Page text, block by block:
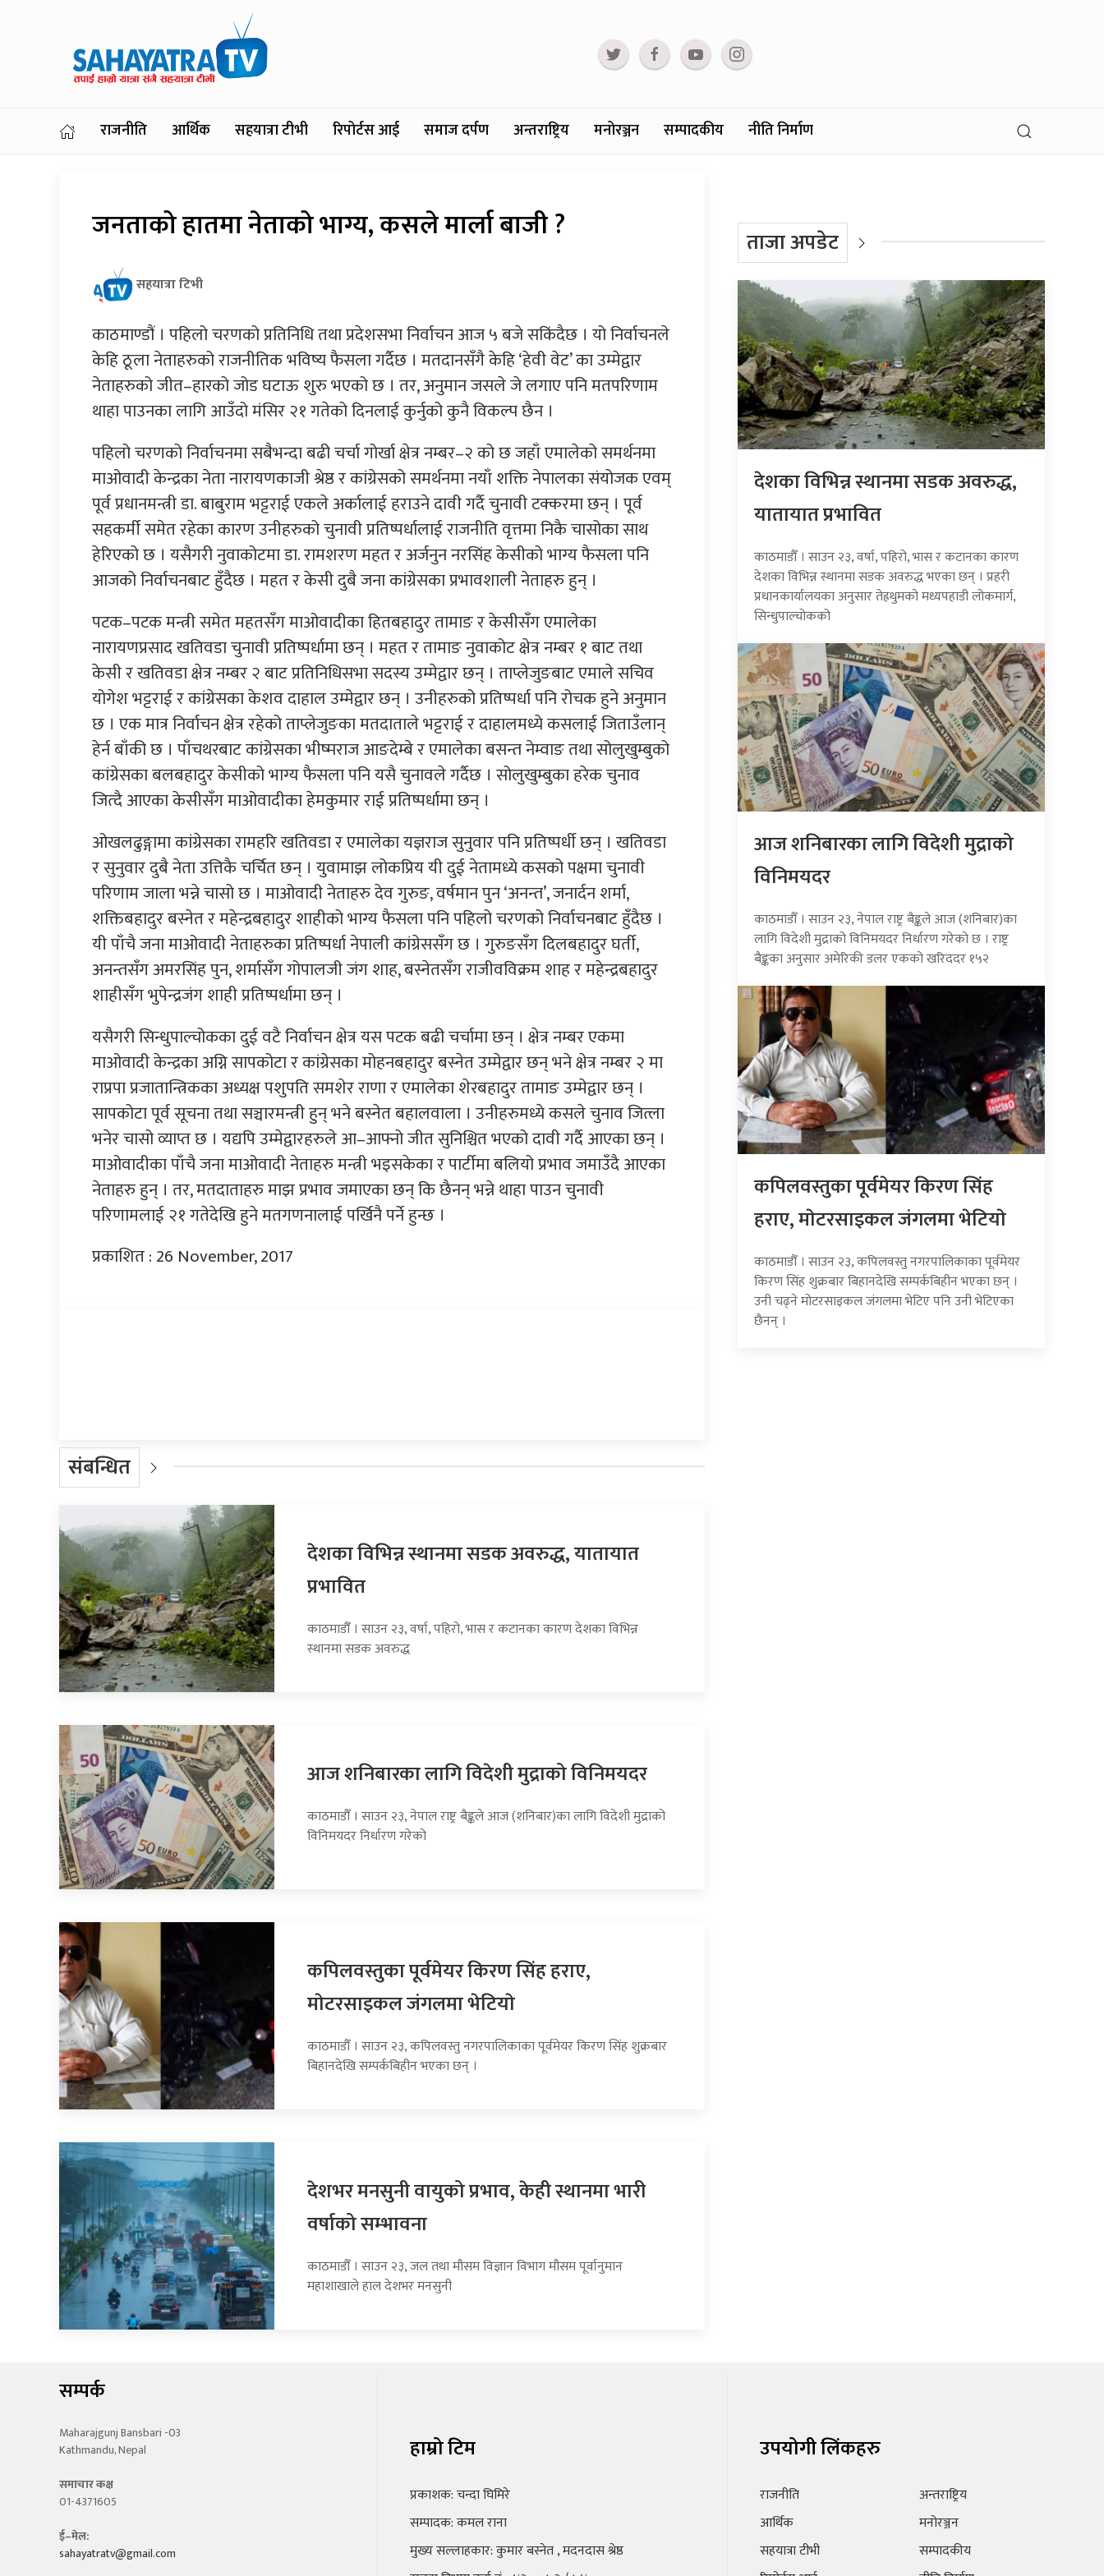
राजनीति आर्थिक सहयात्रा टीभी रिपोर्टस आई समाज दर्पण अन्तराष्ट्रिय मनोरञ्जन सम्पादकीय नीति निर्माण
जनताको हातमा नेताको भाग्य, कसले मार्ला बाजी ?
सहयात्रा टिभी
काठमाण्डौं । पहिलो चरणको प्रतिनिधि तथा प्रदेशसभा निर्वाचन आज ५ बजे सकिंदैछ । यो निर्वाचनले
केहि ठूला नेताहरुको राजनीतिक भविष्य फैसला गर्दैछ । मतदानसँगै केहि ‘हेवी वेट’ का उम्मेद्वार
नेताहरुको जीत–हारको जोड घटाऊ शुरु भएको छ । तर, अनुमान जसले जे लगाए पनि मतपरिणाम
थाहा पाउनका लागि आउँदो मंसिर २१ गतेको दिनलाई कुर्नुको कुनै विकल्प छैन ।
पहिलो चरणको निर्वाचनमा सबैभन्दा बढी चर्चा गोर्खा क्षेत्र नम्बर–२ को छ जहाँ एमालेको समर्थनमा
माओवादी केन्द्रका नेता नारायणकाजी श्रेष्ठ र कांग्रेसको समर्थनमा नयाँ शक्ति नेपालका संयोजक एवम्
पूर्व प्रधानमन्त्री डा. बाबुराम भट्टराई एकले अर्कालाई हराउने दावी गर्दै चुनावी टक्करमा छन् । पूर्व
सहकर्मी समेत रहेका कारण उनीहरुको चुनावी प्रतिष्पर्धालाई राजनीति वृत्तमा निकै चासोका साथ
हेरिएको छ । यसैगरी नुवाकोटमा डा. रामशरण महत र अर्जनुन नरसिंह केसीको भाग्य फैसला पनि
आजको निर्वाचनबाट हुँदैछ । महत र केसी दुबै जना कांग्रेसका प्रभावशाली नेताहरु हुन् ।
पटक–पटक मन्त्री समेत महतसँग माओवादीका हितबहादुर तामाङ र केसीसँग एमालेका
नारायणप्रसाद खतिवडा चुनावी प्रतिष्पर्धामा छन् । महत र तामाङ नुवाकोट क्षेत्र नम्बर १ बाट तथा
केसी र खतिवडा क्षेत्र नम्बर २ बाट प्रतिनिधिसभा सदस्य उम्मेद्वार छन् । ताप्लेजुङबाट एमाले सचिव
योगेश भट्टराई र कांग्रेसका केशव दाहाल उम्मेद्वार छन् । उनीहरुको प्रतिष्पर्धा पनि रोचक हुने अनुमान
छ । एक मात्र निर्वाचन क्षेत्र रहेको ताप्लेजुङका मतदाताले भट्टराई र दाहालमध्ये कसलाई जिताउँलान्
हेर्न बाँकी छ । पाँचथरबाट कांग्रेसका भीष्मराज आङदेम्बे र एमालेका बसन्त नेम्वाङ तथा सोलुखुम्बुको
कांग्रेसका बलबहादुर केसीको भाग्य फैसला पनि यसै चुनावले गर्दैछ । सोलुखुम्बुका हरेक चुनाव
जित्दै आएका केसीसँग माओवादीका हेमकुमार राई प्रतिष्पर्धामा छन् ।
ओखलढुङ्गामा कांग्रेसका रामहरि खतिवडा र एमालेका यज्ञराज सुनुवार पनि प्रतिष्पर्धी छन् । खतिवडा
र सुनुवार दुबै नेता उत्तिकै चर्चित छन् । युवामाझ लोकप्रिय यी दुई नेतामध्ये कसको पक्षमा चुनावी
परिणाम जाला भन्ने चासो छ । माओवादी नेताहरु देव गुरुङ, वर्षमान पुन ‘अनन्त’, जनार्दन शर्मा,
शक्तिबहादुर बस्नेत र महेन्द्रबहादुर शाहीको भाग्य फैसला पनि पहिलो चरणको निर्वाचनबाट हुँदैछ ।
यी पाँचै जना माओवादी नेताहरुका प्रतिष्पर्धा नेपाली कांग्रेससँग छ । गुरुङसँग दिलबहादुर घर्ती,
अनन्तसँग अमरसिंह पुन, शर्मासँग गोपालजी जंग शाह, बस्नेतसँग राजीवविक्रम शाह र महेन्द्रबहादुर
शाहीसँग भुपेन्द्रजंग शाही प्रतिष्पर्धामा छन् ।
यसैगरी सिन्धुपाल्चोकका दुई वटै निर्वाचन क्षेत्र यस पटक बढी चर्चामा छन् । क्षेत्र नम्बर एकमा
माओवादी केन्द्रका अग्नि सापकोटा र कांग्रेसका मोहनबहादुर बस्नेत उम्मेद्वार छन् भने क्षेत्र नम्बर २ मा
राप्रपा प्रजातान्त्रिकका अध्यक्ष पशुपति समशेर राणा र एमालेका शेरबहादुर तामाङ उम्मेद्वार छन् ।
सापकोटा पूर्व सूचना तथा सञ्चारमन्त्री हुन् भने बस्नेत बहालवाला । उनीहरुमध्ये कसले चुनाव जित्ला
भनेर चासो व्याप्त छ । यद्यपि उम्मेद्वारहरुले आ–आफ्नो जीत सुनिश्चित भएको दावी गर्दै आएका छन् ।
माओवादीका पाँचै जना माओवादी नेताहरु मन्त्री भइसकेका र पार्टीमा बलियो प्रभाव जमाउँदै आएका
नेताहरु हुन् । तर, मतदाताहरु माझ प्रभाव जमाएका छन् कि छैनन् भन्ने थाहा पाउन चुनावी
परिणामलाई २१ गतेदेखि हुने मतगणनालाई पर्खिनै पर्ने हुन्छ ।
प्रकाशित : 26 November, 2017
संबन्धित
देशका विभिन्न स्थानमा सडक अवरुद्ध, यातायात
प्रभावित
काठमाडौँ । साउन २३, वर्षा, पहिरो, भास र कटानका कारण देशका विभिन्न
स्थानमा सडक अवरुद्ध
आज शनिबारका लागि विदेशी मुद्राको विनिमयदर
काठमाडौँ । साउन २३, नेपाल राष्ट्र बैङ्कले आज (शनिबार)का लागि विदेशी मुद्राको
विनिमयदर निर्धारण गरेको
कपिलवस्तुका पूर्वमेयर किरण सिंह हराए,
माेटरसाइकल जंगलमा भेटियाे
काठमाडौँ । साउन २३, कपिलवस्तु नगरपालिकाका पूर्वमेयर किरण सिंह शुक्रबार
बिहानदेखि सम्पर्कबिहीन भएका छन् ।
देशभर मनसुनी वायुको प्रभाव, केही स्थानमा भारी
वर्षाको सम्भावना
काठमाडौँ । साउन २३, जल तथा मौसम विज्ञान विभाग मौसम पूर्वानुमान
महाशाखाले हाल देशभर मनसुनी
ताजा अपडेट
देशका विभिन्न स्थानमा सडक अवरुद्ध,
यातायात प्रभावित
काठमाडौँ । साउन २३, वर्षा, पहिरो, भास र कटानका कारण
देशका विभिन्न स्थानमा सडक अवरुद्ध भएका छन् । प्रहरी
प्रधानकार्यालयका अनुसार तेह्रथुमको मध्यपहाडी लोकमार्ग,
सिन्धुपाल्चोकको
आज शनिबारका लागि विदेशी मुद्राको
विनिमयदर
काठमाडौँ । साउन २३, नेपाल राष्ट्र बैङ्कले आज (शनिबार)का
लागि विदेशी मुद्राको विनिमयदर निर्धारण गरेको छ । राष्ट्र
बैङ्कका अनुसार अमेरिकी डलर एकको खरिददर १५२
कपिलवस्तुका पूर्वमेयर किरण सिंह
हराए, माेटरसाइकल जंगलमा भेटियाे
काठमाडौँ । साउन २३, कपिलवस्तु नगरपालिकाका पूर्वमेयर
किरण सिंह शुक्रबार बिहानदेखि सम्पर्कबिहीन भएका छन् ।
उनी चढ्ने मोटरसाइकल जंगलमा भेटिए पनि उनी भेटिएका
छैनन् ।
सम्पर्क
Maharajgunj Bansbari -03
Kathmandu, Nepal
समाचार कक्ष
01-4371605
ई–मेल:
sahayatratv@gmail.com
हाम्रो टिम
प्रकाशक: चन्दा घिमिरे
सम्पादक: कमल राना
मुख्य सल्लाहकार: कुमार बस्नेत , मदनदास श्रेष्ठ
उपयोगी लिंकहरु
राजनीति
आर्थिक
सहयात्रा टीभी
अन्तराष्ट्रिय
मनोरञ्जन
सम्पादकीय